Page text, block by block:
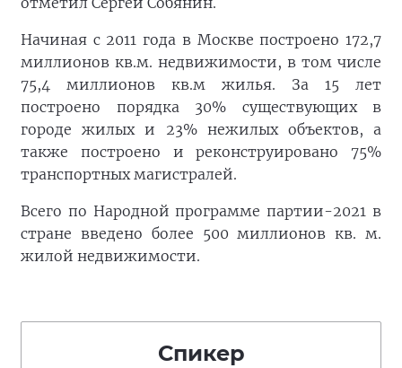
Начиная с 2011 года в Москве построено 172,7
миллионов кв.м. недвижимости, в том числе
75,4 миллионов кв.м жилья. За 15 лет
построено порядка 30% существующих в
городе жилых и 23% нежилых объектов, а
также построено и реконструировано 75%
транспортных магистралей.
Всего по Народной программе партии-2021 в
стране введено более 500 миллионов кв. м.
жилой недвижимости.
Спикер